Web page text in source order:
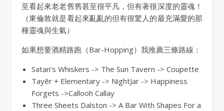
至看起來老老舊舊甚至很平凡，但有著很深度的靈魂！
（東倫敦就是看起來亂亂的但有很驚人的最充滿愛的那
種靈魂與生氣）
如果想要酒精路跑（Bar-Hopping）我推薦三條路線：
Satan’s Whiskers -> The Sun Tavern -> Coupette
Tayēr + Elementary -> NightJar -> Happiness
Forgets ->Callooh Callay
Three Sheets Dalston -> A Bar With Shapes For a